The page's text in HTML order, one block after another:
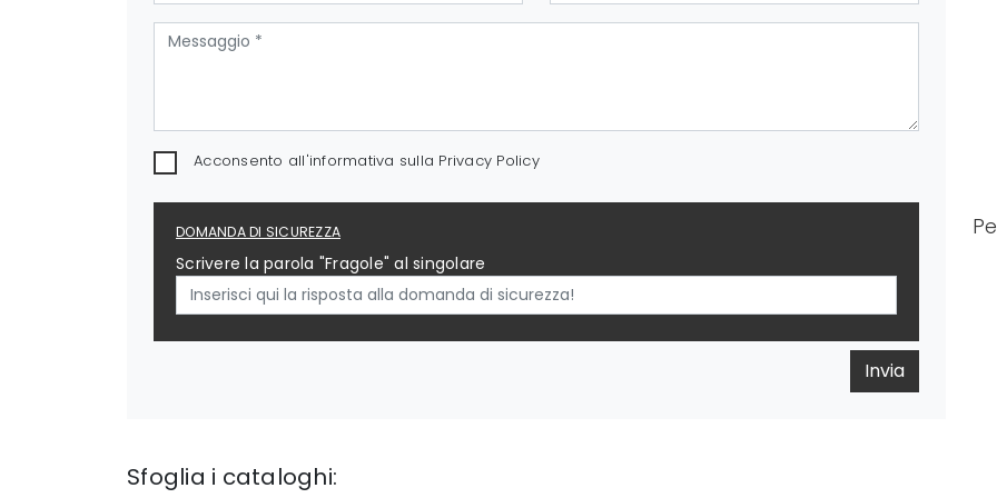
Acconsento all'informativa sulla Privacy Policy
DOMANDA DI SICUREZZA
Scrivere la parola "Fragole" al singolare
Invia
Sfoglia i cataloghi: